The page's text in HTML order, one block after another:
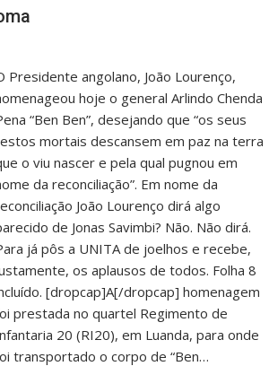
Presidente angolano, João Lourenço,
hoje o general Arlindo Chenda
“Ben Ben”, desejando que “os seus
mortais descansem em paz na terra
o viu nascer e pela qual pugnou em
da reconciliação”. Em nome da
João Lourenço dirá algo
de Jonas Savimbi? Não. Não dirá.
já pôs a UNITA de joelhos e recebe,
os aplausos de todos. Folha 8
[dropcap]A[/dropcap] homenagem
prestada no quartel Regimento de
20 (RI20), em Luanda, para onde
transportado o corpo de “Ben…